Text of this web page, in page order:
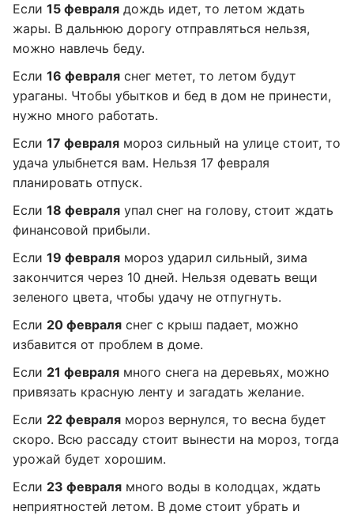
Если 15 февраля дождь идет, то летом ждать
жары. В дальнюю дорогу отправляться нельзя,
можно навлечь беду.
Если 16 февраля снег метет, то летом будут
ураганы. Чтобы убытков и бед в дом не принести,
нужно много работать.
Если 17 февраля мороз сильный на улице стоит, то
удача улыбнется вам. Нельзя 17 февраля
планировать отпуск.
Если 18 февраля упал снег на голову, стоит ждать
финансовой прибыли.
Если 19 февраля мороз ударил сильный, зима
закончится через 10 дней. Нельзя одевать вещи
зеленого цвета, чтобы удачу не отпугнуть.
Если 20 февраля снег с крыш падает, можно
избавится от проблем в доме.
Если 21 февраля много снега на деревьях, можно
привязать красную ленту и загадать желание.
Если 22 февраля мороз вернулся, то весна будет
скоро. Всю рассаду стоит вынести на мороз, тогда
урожай будет хорошим.
Если 23 февраля много воды в колодцах, ждать
неприятностей летом. В доме стоит убрать и